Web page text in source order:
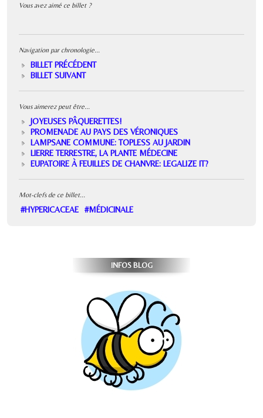
Vous avez aimé ce billet ?
Navigation par chronologie...
BILLET PRÉCÉDENT
BILLET SUIVANT
Vous aimerez peut être...
JOYEUSES PÂQUERETTES!
PROMENADE AU PAYS DES VÉRONIQUES
LAMPSANE COMMUNE: TOPLESS AU JARDIN
LIERRE TERRESTRE, LA PLANTE MÉDECINE
EUPATOIRE À FEUILLES DE CHANVRE: LEGALIZE IT?
Mot-clefs de ce billet...
#HYPERICACEAE #MÉDICINALE
INFOS BLOG